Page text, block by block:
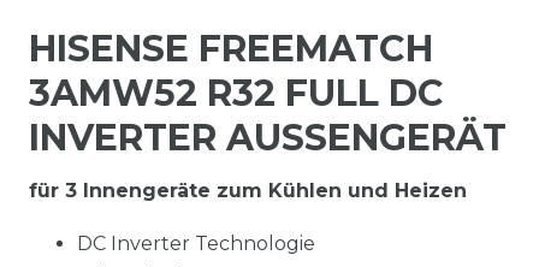
HISENSE FREEMATCH
3AMW52 R32 FULL DC
INVERTER AUSSENGERÄT
für 3 Innengeräte zum Kühlen und Heizen
DC Inverter Technologie